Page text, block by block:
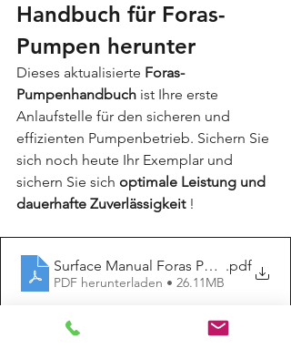
Handbuch für Foras-
Pumpen herunter
Dieses aktualisierte Foras-
Pumpenhandbuch ist Ihre erste
Anlaufstelle für den sicheren und
effizienten Pumpenbetrieb. Sichern Sie
sich noch heute Ihr Exemplar und
sichern Sie sich optimale Leistung und
dauerhafte Zuverlässigkeit !
Surface Manual Foras Pumps.pdf
PDF herunterladen • 26.11MB